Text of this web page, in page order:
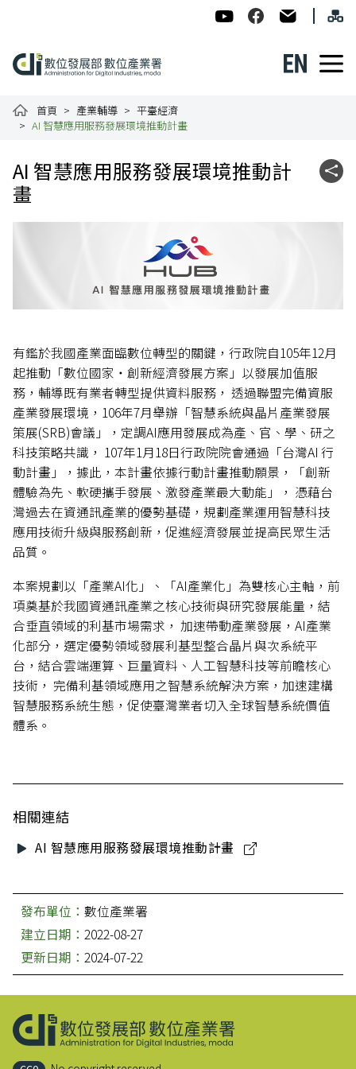
English
首頁 產業輔導
平臺經濟
AI 智慧應用服務發展環境推動計畫
AI 智慧應用服務發展環境推動計
畫
社群
有鑑於我國產業面臨數位轉型的關鍵，行政院自105年12月
起推動「數位國家‧創新經濟發展方案」以發展加值服
務，輔導既有業者轉型提供資料服務， 透過聯盟完備資服
產業發展環境，106年7月舉辦「智慧系統與晶片產業發展
策展(SRB)會議」，定調AI應用發展成為產、官、學、研之
科技策略共識， 107年1月18日行政院院會通過「台灣AI 行
動計畫」，據此，本計畫依據行動計畫推動願景，「創新
體驗為先、軟硬攜手發展、激發產業最大動能」， 憑藉台
灣過去在資通訊產業的優勢基礎，規劃產業運用智慧科技
應用技術升級與服務創新，促進經濟發展並提高民眾生活
品質。
本案規劃以「產業AI化」、「AI產業化」為雙核心主軸，前
項奠基於我國資通訊產業之核心技術與研究發展能量，結
合垂直領域的利基市場需求， 加速帶動產業發展，AI產業
化部分，選定優勢領域發展利基型整合晶片與次系統平
台，結合雲端運算、巨量資料、人工智慧科技等前瞻核心
技術， 完備利基領域應用之智慧系統解決方案，加速建構
智慧服務系統生態，促使臺灣業者切入全球智慧系統價值
體系。
相關連結
AI 智慧應用服務發展環境推動計畫
發布單位：數位產業署
建立日期：2022-08-27
更新日期：2024-07-22